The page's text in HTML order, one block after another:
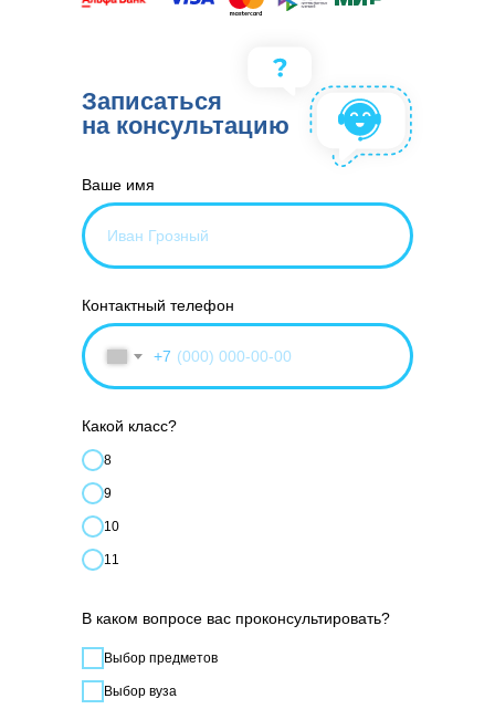
Ваше имя
Контактный телефон
+7
Какой класс?
8
9
10
11
В каком вопросе вас проконсультировать?
Выбор предметов
Выбор вуза
Записаться
на консультацию